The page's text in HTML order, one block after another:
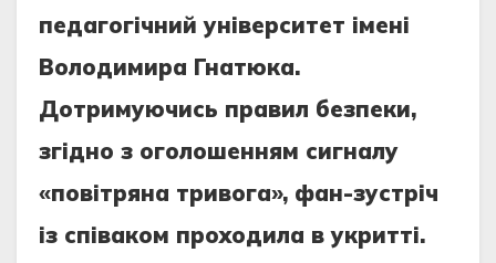
педагогічний університет імені
Володимира Гнатюка.
Дотримуючись правил безпеки,
згідно з оголошенням сигналу
«повітряна тривога», фан-зустріч
із співаком проходила в укритті.